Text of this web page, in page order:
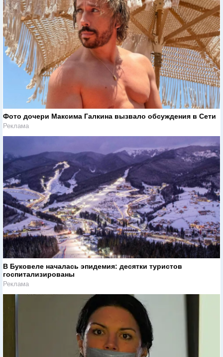
Фото дочери Максима Галкина вызвало обсуждения в Сети
Реклама
В Буковеле началась эпидемия: десятки туристов
госпитализированы
Реклама